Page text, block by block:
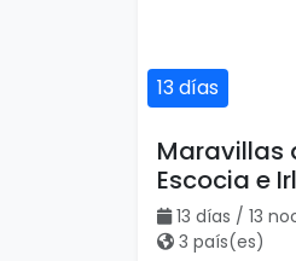
13 días
Maravillas
Escocia e
13 días / 13
3 país(es)